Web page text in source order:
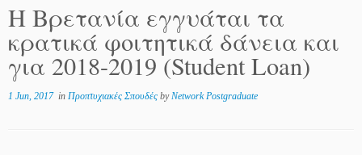
Η Βρετανία εγγυάται τα
κρατικά φοιτητικά δάνεια και
για 2018-2019 (Student Loan)
1 Jun, 2017in Προπτυχιακές Σπουδές byNetwork Postgraduate